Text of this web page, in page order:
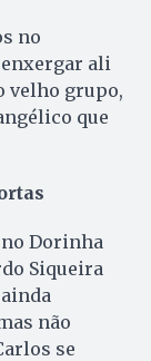
no
ali
velho grupo,
que
Dorinha
Siqueira
não
se